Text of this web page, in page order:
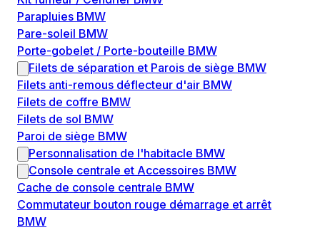
Parapluies BMW
Pare-soleil BMW
Porte-gobelet / Porte-bouteille BMW
Filets de séparation et Parois de siège BMW
Filets anti-remous déflecteur d'air BMW
Filets de coffre BMW
Filets de sol BMW
Paroi de siège BMW
Personnalisation de l'habitacle BMW
Console centrale et Accessoires BMW
Cache de console centrale BMW
Commutateur bouton rouge démarrage et arrêt
BMW